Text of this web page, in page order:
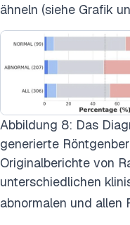
ähneln (siehe Grafik
Abbildung 8: Das
generierte
Originalberichte von
unterschiedlichen
abnormalen und allen